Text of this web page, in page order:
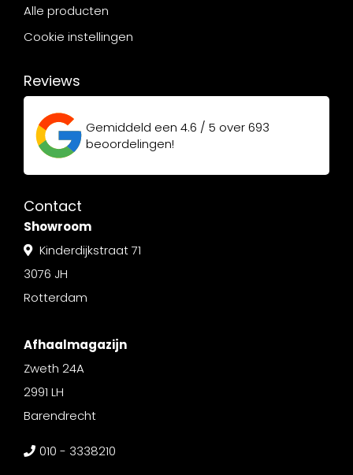
Alle producten
Cookie instellingen
Reviews
Gemiddeld een 4.6 / 5 over693
beoordelingen!
Contact
Showroom
Kinderdijkstraat 71
3076 JH
Rotterdam
Afhaalmagazijn
Zweth 24A
2991 LH
Barendrecht
010 - 3338210